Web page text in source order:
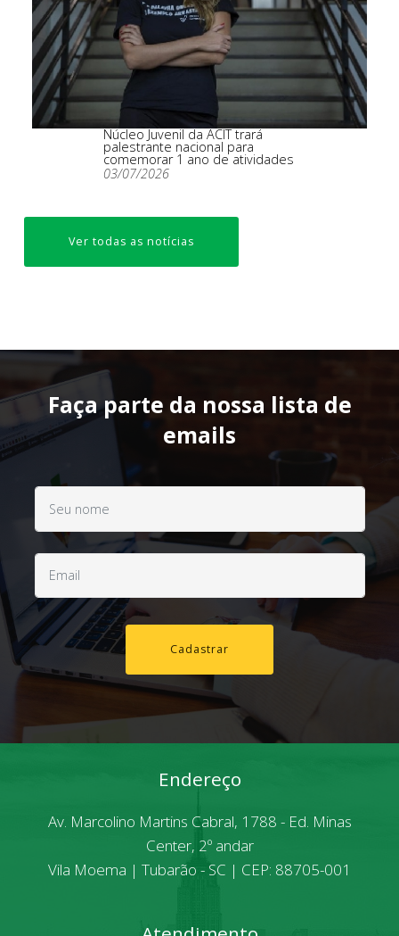
Núcleo Juvenil da ACIT trará
palestrante nacional para
comemorar 1 ano de atividades
03/07/2026
Ver todas as notícias
Faça parte da nossa lista de
emails
Cadastrar
Endereço
Av. Marcolino Martins Cabral, 1788 - Ed. Minas
Center, 2º andar
Vila Moema | Tubarão - SC | CEP: 88705-001